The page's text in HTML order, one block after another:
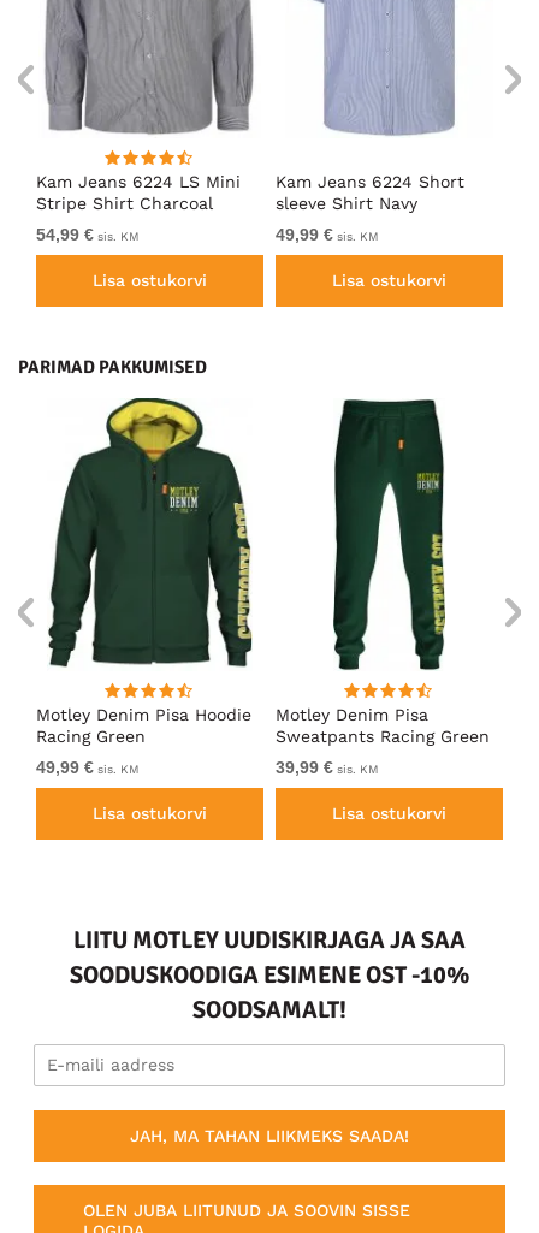
Kam Jeans 6224 LS Mini
Stripe Shirt Charcoal
54,99 € sis. KM
Lisa ostukorvi
Kam Jeans 6224 Short
sleeve Shirt Navy
49,99 € sis. KM
Lisa ostukorvi
PARIMAD PAKKUMISED
Motley Denim Pisa Hoodie
Racing Green
49,99 € sis. KM
Lisa ostukorvi
Motley Denim Pisa
Sweatpants Racing Green
39,99 € sis. KM
Lisa ostukorvi
LIITU MOTLEY UUDISKIRJAGA JA SAA
SOODUSKOODIGA ESIMENE OST -10%
SOODSAMALT!
JAH, MA TAHAN LIIKMEKS SAADA!
OLEN JUBA LIITUNUD JA SOOVIN SISSE